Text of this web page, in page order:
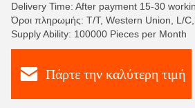
Delivery Time: After payment 15-30
Όροι πληρωμής: Τ/Τ, Western Union, L/
Supply Ability: 100000 Pieces per Month
Πάρτε την καλύτερη τιμή